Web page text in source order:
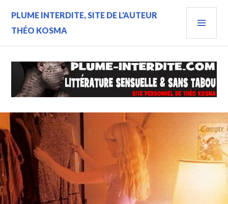
contenu
PLUME INTERDITE, SITE DE L'AUTEUR
THÉO KOSMA